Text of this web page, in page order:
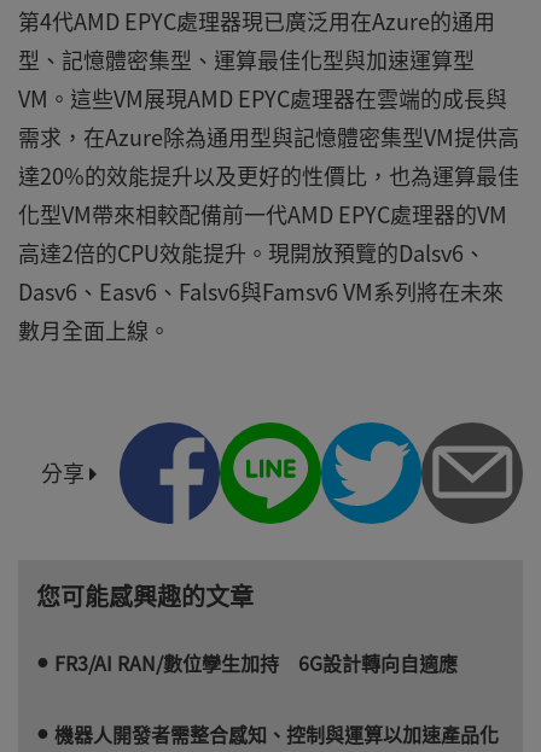
第4代AMD EPYC處理器現已廣泛用在Azure的通用
型、記憶體密集型、運算最佳化型與加速運算型
VM。這些VM展現AMD EPYC處理器在雲端的成長與
需求，在Azure除為通用型與記憶體密集型VM提供高
達20%的效能提升以及更好的性價比，也為運算最佳
化型VM帶來相較配備前一代AMD EPYC處理器的VM
高達2倍的CPU效能提升。現開放預覽的Dalsv6、
Dasv6、Easv6、Falsv6與Famsv6 VM系列將在未來
數月全面上線。
分享
您可能感興趣的文章
FR3/AI RAN/數位孿生加持 6G設計轉向自適應
機器人開發者需整合感知、控制與運算以加速產品化